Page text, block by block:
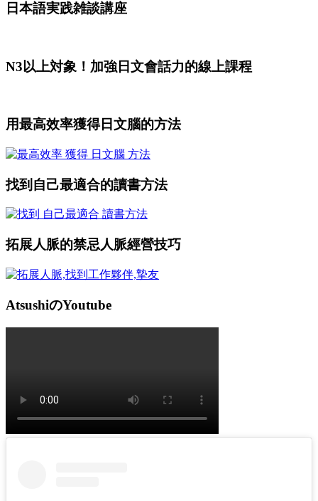
日本語実践雑談講座
N3以上対象！加強日文會話力的線上課程
用最高效率獲得日文腦的方法
找到自己最適合的讀書方法
拓展人脈的禁忌人脈經營技巧
AtsushiのYoutube